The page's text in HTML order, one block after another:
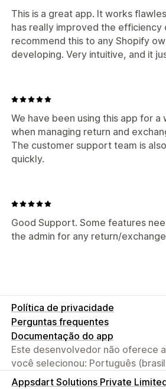
This is a great app. It works
has really improved the efficiency
recommend this to any Shopify
developing. Very intuitive, and it
We have been using this app for
when managing return and
The customer support team is
quickly.
Good Support. Some features
the admin for any return/
Política de privacidade
Perguntas frequentes
Documentação do app
Este desenvolvedor não oferece
você selecionou: Português
Appsdart Solutions Private